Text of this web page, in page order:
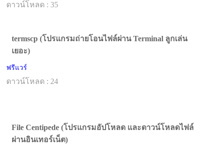
ดาวน์โหลด : 35
termscp (โปรแกรมถ่ายโอนไฟล์ผ่าน Terminal ลูกเล่น
เยอะ)
ฟรีแวร์
ดาวน์โหลด : 24
File Centipede (โปรแกรมอัปโหลด และดาวน์โหลดไฟล์
ผ่านอินเทอร์เน็ต)